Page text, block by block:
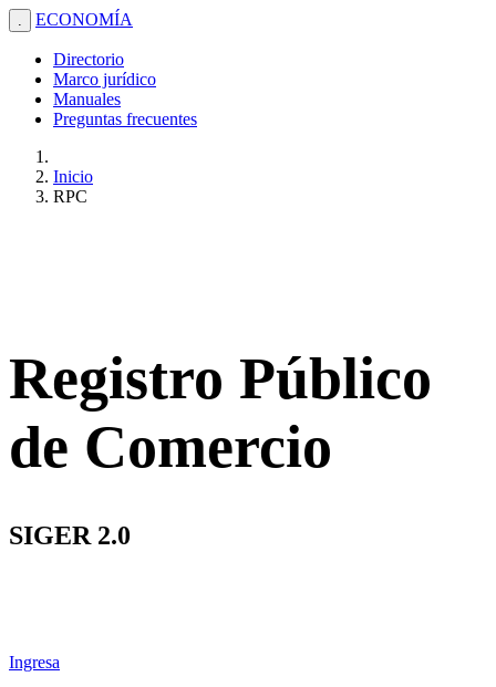
. ECONOMÍA
Directorio
Marco jurídico
Manuales
Preguntas frecuentes
Inicio
RPC
Registro Público
de Comercio
SIGER 2.0
Ingresa